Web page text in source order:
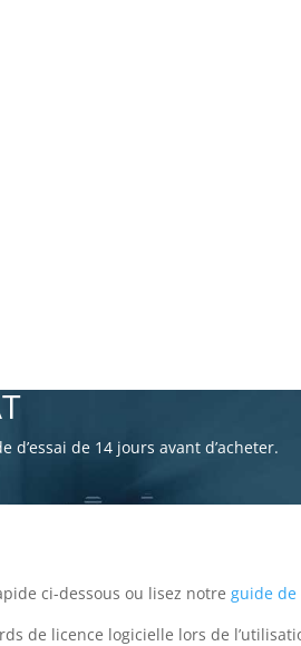
de 14 jours avant d’acheter.
ci-dessous ou lisez notre guide
de licence logicielle lors de